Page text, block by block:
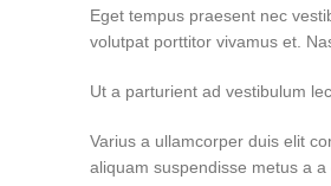
Eget tempus praesent nec
volutpat porttitor vivamus et.
Ut a parturient ad vestibulum
Varius a ullamcorper duis elit
aliquam suspendisse metus a